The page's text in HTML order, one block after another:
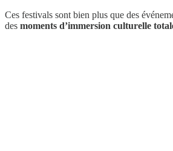
Ces festivals sont bien plus que des
des moments d’immersion culturelle